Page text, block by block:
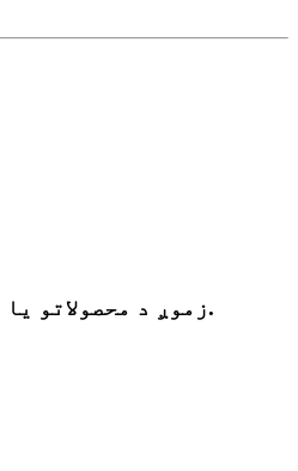
زموږ د محصولاتو یا قیمت لیست په اړه پوښتنو لپاره ، مهرباني وکړئ خپل بریښنالیک موږ ته پریږدئ او موږ به په 24 ساعتونو کې اړیکه ونیسو.